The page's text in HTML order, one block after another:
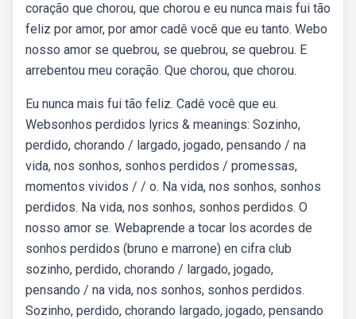
coração que chorou, que chorou e eu nunca mais fui tão
feliz por amor, por amor cadê você que eu tanto. Webo
nosso amor se quebrou, se quebrou, se quebrou. E
arrebentou meu coração. Que chorou, que chorou.
Eu nunca mais fui tão feliz. Cadê você que eu.
Websonhos perdidos lyrics & meanings: Sozinho,
perdido, chorando / largado, jogado, pensando / na
vida, nos sonhos, sonhos perdidos / promessas,
momentos vividos / / o. Na vida, nos sonhos, sonhos
perdidos. Na vida, nos sonhos, sonhos perdidos. O
nosso amor se. Webaprende a tocar los acordes de
sonhos perdidos (bruno e marrone) en cifra club
sozinho, perdido, chorando / largado, jogado,
pensando / na vida, nos sonhos, sonhos perdidos.
Sozinho, perdido, chorando largado, jogado, pensando